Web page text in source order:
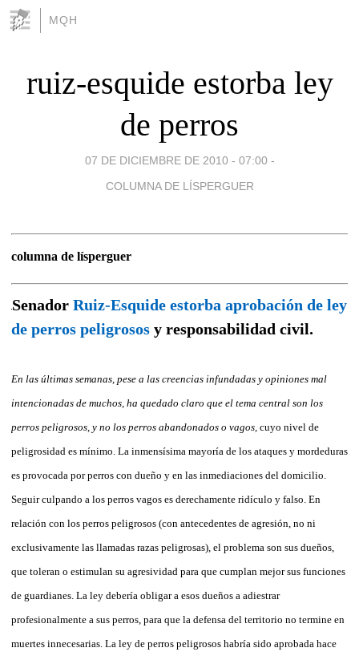
MQH
ruiz-esquide estorba ley
de perros
07 DE DICIEMBRE DE 2010 - 07:00 -
COLUMNA DE LÍSPERGUER
columna de lísperguer
Senador Ruiz-Esquide estorba aprobación de ley
de perros peligrosos y responsabilidad civil.
En las últimas semanas, pese a las creencias infundadas y opiniones mal
intencionadas de muchos, ha quedado claro que el tema central son los
perros peligrosos, y no los perros abandonados o vagos, cuyo nivel de
peligrosidad es mínimo. La inmensísima mayoría de los ataques y mordeduras
es provocada por perros con dueño y en las inmediaciones del domicilio.
Seguir culpando a los perros vagos es derechamente ridículo y falso. En
relación con los perros peligrosos (con antecedentes de agresión, no ni
exclusivamente las llamadas razas peligrosas), el problema son sus dueños,
que toleran o estimulan su agresividad para que cumplan mejor sus funciones
de guardianes. La ley debería obligar a esos dueños a adiestrar
profesionalmente a sus perros, para que la defensa del territorio no termine en
muertes innecesarias. La ley de perros peligrosos habría sido aprobada hace